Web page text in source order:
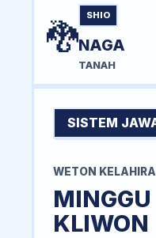
🐉
SHIO
NAGA
TANAH
SISTEM
WETON
MINGGU
KLIWON